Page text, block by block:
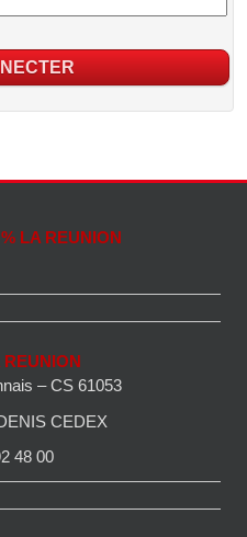
LA REUNION
REUNION
– CS 61053
CEDEX
48 00